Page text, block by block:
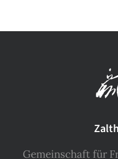
Gemeinschaft für